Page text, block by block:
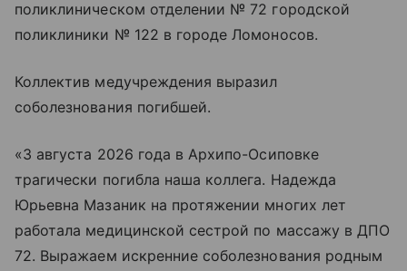
поликлиническом отделении № 72 городской
поликлиники № 122 в городе Ломоносов.
Коллектив медучреждения выразил
соболезнования погибшей.
«3 августа 2026 года в Архипо-Осиповке
трагически погибла наша коллега. Надежда
Юрьевна Мазаник на протяжении многих лет
работала медицинской сестрой по массажу в ДПО
72. Выражаем искренние соболезнования родным